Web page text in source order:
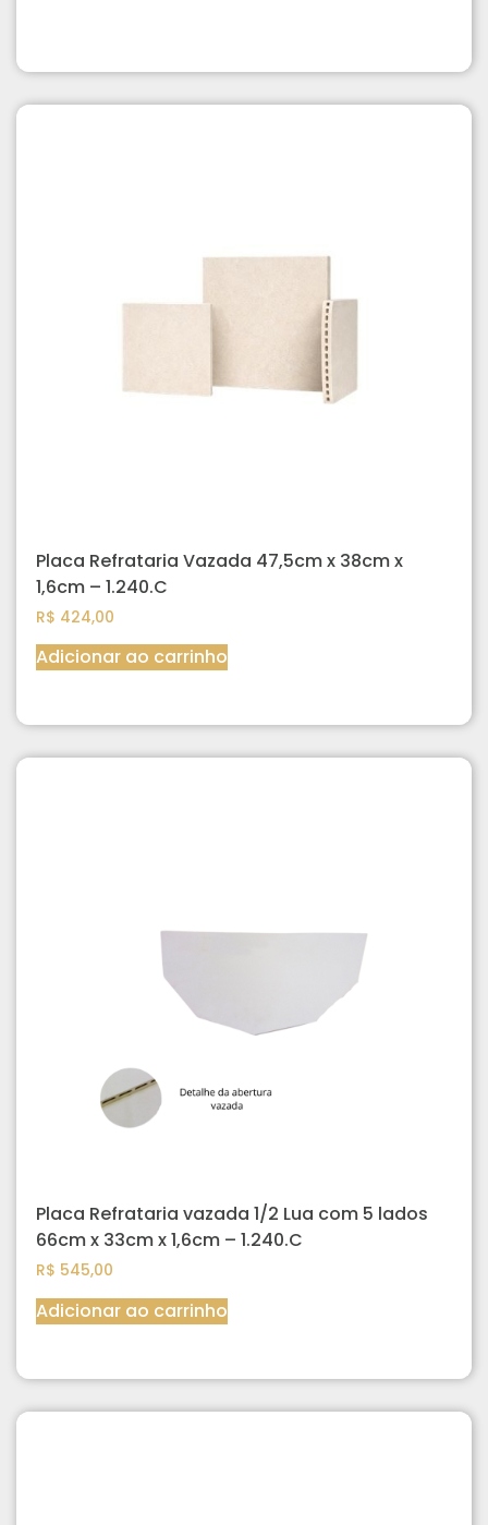
Placa Refrataria Vazada 47,5cm x 38cm x
1,6cm – 1.240.C
R$ 424,00
Adicionar ao carrinho
Placa Refrataria vazada 1/2 Lua com 5 lados
66cm x 33cm x 1,6cm – 1.240.C
R$ 545,00
Adicionar ao carrinho